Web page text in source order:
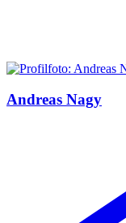
Andreas Nagy